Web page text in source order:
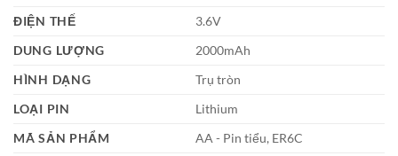
ĐIỆN THẾ
3.6V
DUNG LƯỢNG
2000mAh
HÌNH DẠNG
Trụ tròn
LOẠI PIN
Lithium
MÃ SẢN PHẨM
AA - Pin tiểu, ER6C